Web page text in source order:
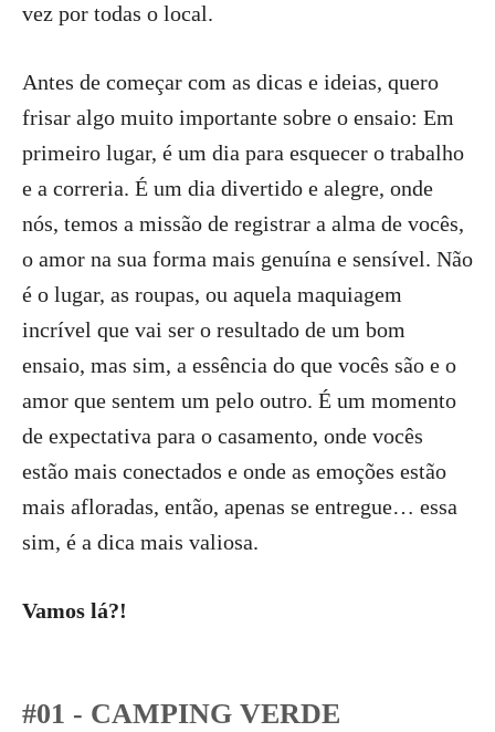
vez por todas o local.
Antes de começar com as dicas e ideias, quero
frisar algo muito importante sobre o ensaio: Em
primeiro lugar, é um dia para esquecer o trabalho
e a correria. É um dia divertido e alegre, onde
nós, temos a missão de registrar a alma de vocês,
o amor na sua forma mais genuína e sensível. Não
é o lugar, as roupas, ou aquela maquiagem
incrível que vai ser o resultado de um bom
ensaio, mas sim, a essência do que vocês são e o
amor que sentem um pelo outro. É um momento
de expectativa para o casamento, onde vocês
estão mais conectados e onde as emoções estão
mais afloradas, então, apenas se entregue… essa
sim, é a dica mais valiosa.
Vamos lá?!
#01 - CAMPING VERDE